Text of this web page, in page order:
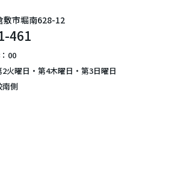
敷市堀南628-12
461
00
火曜日・第4木曜日・第3日曜日
南側